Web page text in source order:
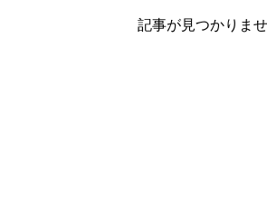
記事が見つかりませ